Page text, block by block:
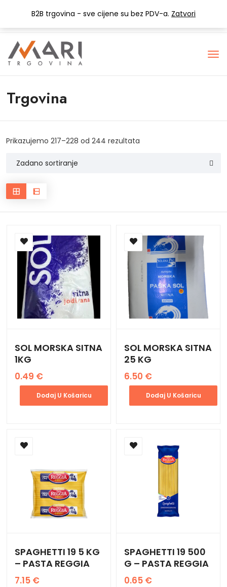
B2B trgovina - sve cijene su bez PDV-a. Zatvori
+385 (0) 1 3441-053
info@mari-trgovina.hr
Trgovina
Prikazujemo 217–228 od 244 rezultata
SOL MORSKA SITNA
1KG
0.49 €
Dodaj U Košaricu
SOL MORSKA SITNA
25 KG
6.50 €
Dodaj U Košaricu
SPAGHETTI 19 5 KG
– PASTA REGGIA
7.15 €
SPAGHETTI 19 500
G – PASTA REGGIA
0.65 €